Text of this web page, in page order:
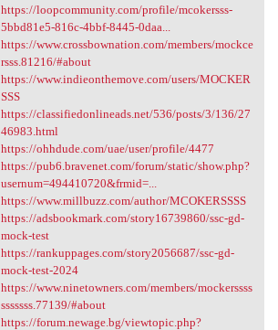
https://loopcommunity.com/profile/mcokersss-
5bbd81e5-816c-4bbf-8445-0daa...
https://www.crossbownation.com/members/mockce
rsss.81216/#about
https://www.indieonthemove.com/users/MOCKER
SSS
https://classifiedonlineads.net/536/posts/3/136/27
46983.html
https://ohhdude.com/uae/user/profile/4477
https://pub6.bravenet.com/forum/static/show.php?
usernum=494410720&frmid=...
https://www.millbuzz.com/author/MCOKERSSSS
https://adsbookmark.com/story16739860/ssc-gd-
mock-test
https://rankuppages.com/story2056687/ssc-gd-
mock-test-2024
https://www.ninetowners.com/members/mockerssss
sssssss.77139/#about
https://forum.newage.bg/viewtopic.php?